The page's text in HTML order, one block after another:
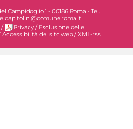
Campidoglio 1 - 00186 Roma - Tel.
/ Privacy / Esclusione delle
Accessibilità del sito web /XML-rss